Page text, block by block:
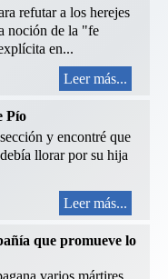
refutar a los herejes
noción de la "fe
en...
Leer más...
Pío
y encontré que
llorar por su hija
Leer más...
que promueve lo
varios mártires